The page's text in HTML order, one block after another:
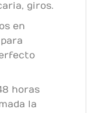
giros.
en
horas
la